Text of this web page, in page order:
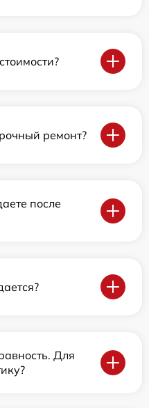
ремонт?
после
Для